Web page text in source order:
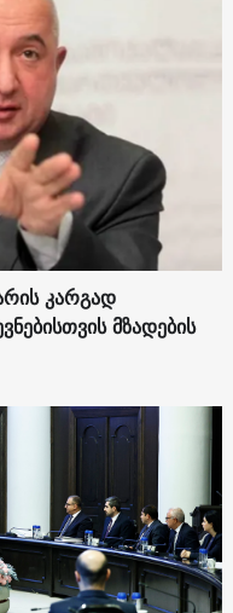
კარგად
მზადების